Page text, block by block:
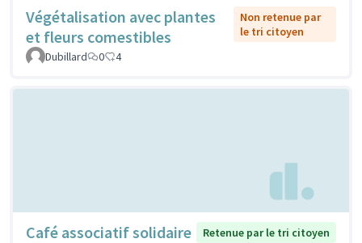
Végétalisation avec plantes
et fleurs comestibles
Non retenue par
le tri citoyen
Dubillard
0 4
Café associatif solidaire
Retenue par le tri citoyen